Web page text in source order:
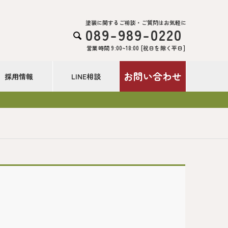

塗装に関するご相談・ご質問はお気軽に
089-989-0220
営業時間 9:00~18:00 [祝日を除く平日]
採用情報 LINE相談 お問い合わせ